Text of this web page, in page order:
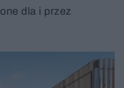
dla i przez